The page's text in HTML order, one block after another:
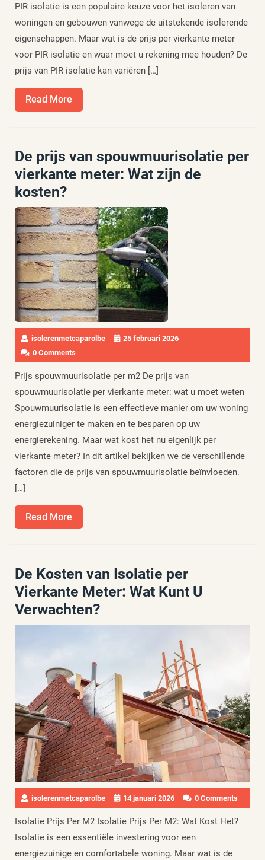
PIR isolatie is een populaire keuze voor het isoleren van
woningen en gebouwen vanwege de uitstekende isolerende
eigenschappen. Maar wat is de prijs per vierkante meter
voor PIR isolatie en waar moet u rekening mee houden? De
prijs van PIR isolatie kan variëren […]
Read More
More
De prijs van spouwmuurisolatie per
vierkante meter: Wat zijn de
kosten?
isolerenmetcaparolbe
25 februari 2026
0 Comments
Prijs spouwmuurisolatie per m2 De prijs van
spouwmuurisolatie per vierkante meter: wat u moet weten
Spouwmuurisolatie is een effectieve manier om uw woning
energiezuiniger te maken en te besparen op uw
energierekening. Maar wat kost het nu eigenlijk per
vierkante meter? In dit artikel bekijken we de verschillende
factoren die de prijs van spouwmuurisolatie beïnvloeden.
[…]
Read More
More
De Kosten van Isolatie per
Vierkante Meter: Wat Kunt U
Verwachten?
isolerenmetcaparolbe 14 januari 2026 0 Comments
Isolatie Prijs Per M2 Isolatie Prijs Per M2: Wat Kost Het?
Isolatie is een essentiële investering voor een
energiezuinige en comfortabele woning. Maar wat is de